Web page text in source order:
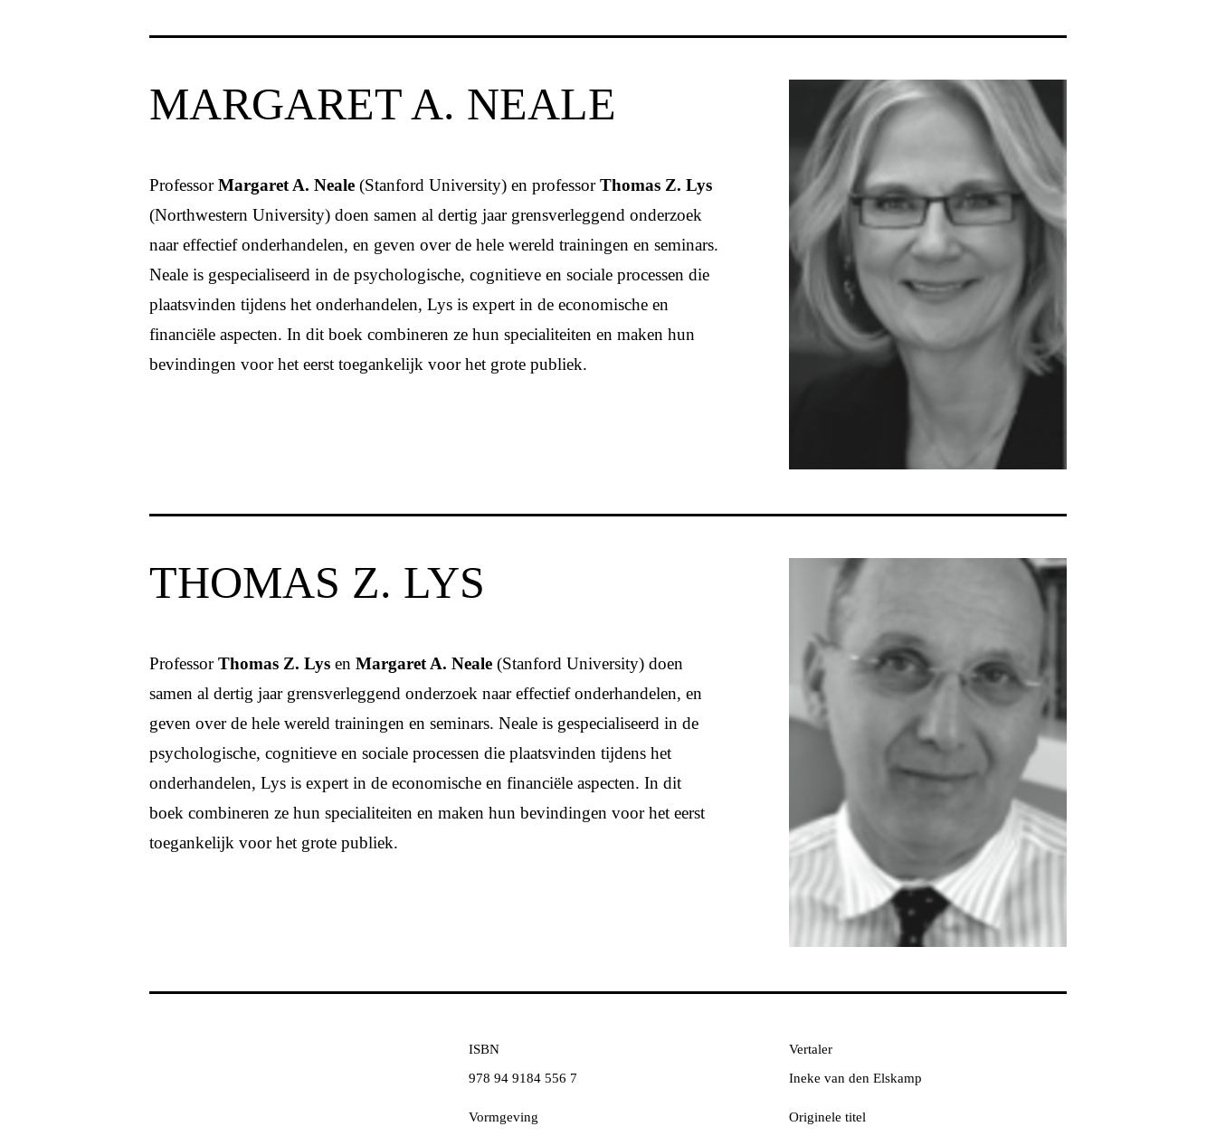
MARGARET A. NEALE
ProfessorMargaret A. Neale (Stanford University) en professorThomas Z. Lys
(Northwestern University) doen samen al dertig jaar grensverleggend onderzoek
naar effectief onderhandelen, en geven over de hele wereld trainingen en seminars.
Neale is gespecialiseerd in de psychologische, cognitieve en sociale processen die
plaatsvinden tijdens het onderhandelen, Lys is expert in de economische en
financiële aspecten. In dit boek combineren ze hun specialiteiten en maken hun
bevindingen voor het eerst toegankelijk voor het grote publiek.
THOMAS Z. LYS
ProfessorThomas Z. Lys en Margaret A. Neale (Stanford University) doen
samen al dertig jaar grensverleggend onderzoek naar effectief onderhandelen, en
geven over de hele wereld trainingen en seminars. Neale is gespecialiseerd in de
psychologische, cognitieve en sociale processen die plaatsvinden tijdens het
onderhandelen, Lys is expert in de economische en financiële aspecten. In dit
boek combineren ze hun specialiteiten en maken hun bevindingen voor het eerst
toegankelijk voor het grote publiek.
ISBN
978 94 9184 556 7
Vormgeving
Vertaler
Ineke van den Elskamp
Originele titel